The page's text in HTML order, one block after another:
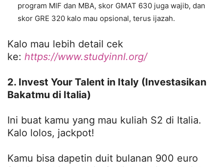
program MIF dan MBA, skor GMAT 630 juga wajib, dan
skor GRE 320 kalo mau opsional, terus ijazah.
Kalo mau lebih detail cek
ke: https://www.studyinnl.org/
2. Invest Your Talent in Italy (Investasikan
Bakatmu di Italia)
Ini buat kamu yang mau kuliah S2 di Italia.
Kalo lolos, jackpot!
Kamu bisa dapetin duit bulanan 900 euro